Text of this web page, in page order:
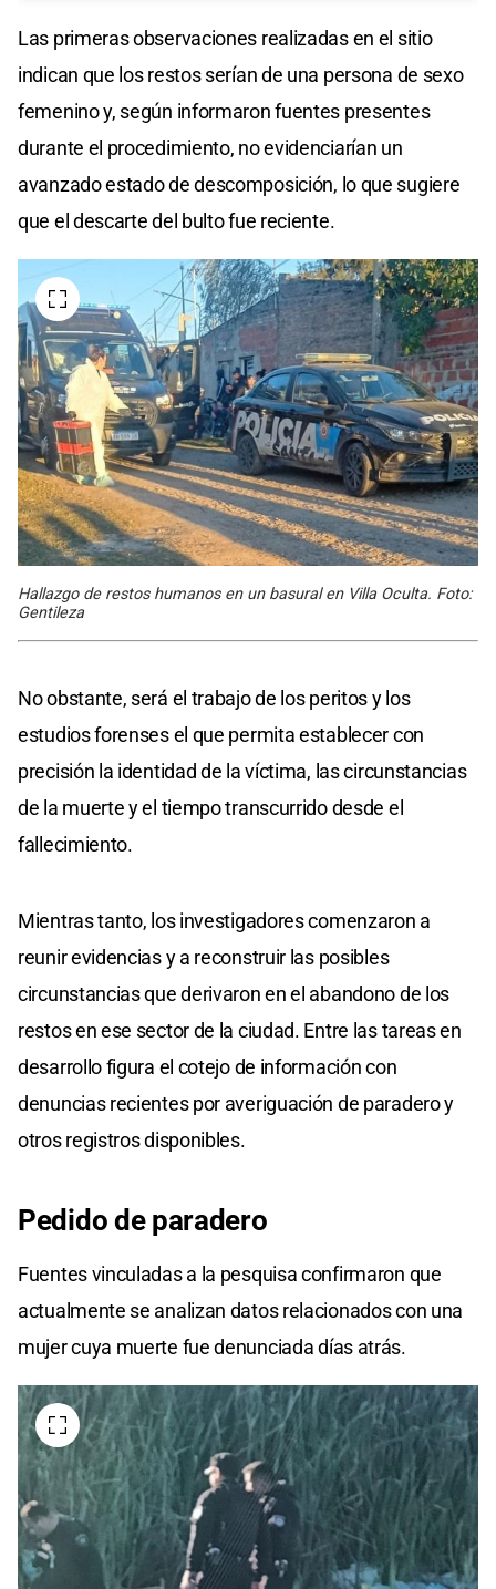
Las primeras observaciones realizadas en el sitio
indican que los restos serían de una persona de sexo
femenino y, según informaron fuentes presentes
durante el procedimiento, no evidenciarían un
avanzado estado de descomposición, lo que sugiere
que el descarte del bulto fue reciente.
Hallazgo de restos humanos en un basural en Villa Oculta. Foto:
Gentileza
No obstante, será el trabajo de los peritos y los
estudios forenses el que permita establecer con
precisión la identidad de la víctima, las circunstancias
de la muerte y el tiempo transcurrido desde el
fallecimiento.
Mientras tanto, los investigadores comenzaron a
reunir evidencias y a reconstruir las posibles
circunstancias que derivaron en el abandono de los
restos en ese sector de la ciudad. Entre las tareas en
desarrollo figura el cotejo de información con
denuncias recientes por averiguación de paradero y
otros registros disponibles.
Pedido de paradero
Fuentes vinculadas a la pesquisa confirmaron que
actualmente se analizan datos relacionados con una
mujer cuya muerte fue denunciada días atrás.